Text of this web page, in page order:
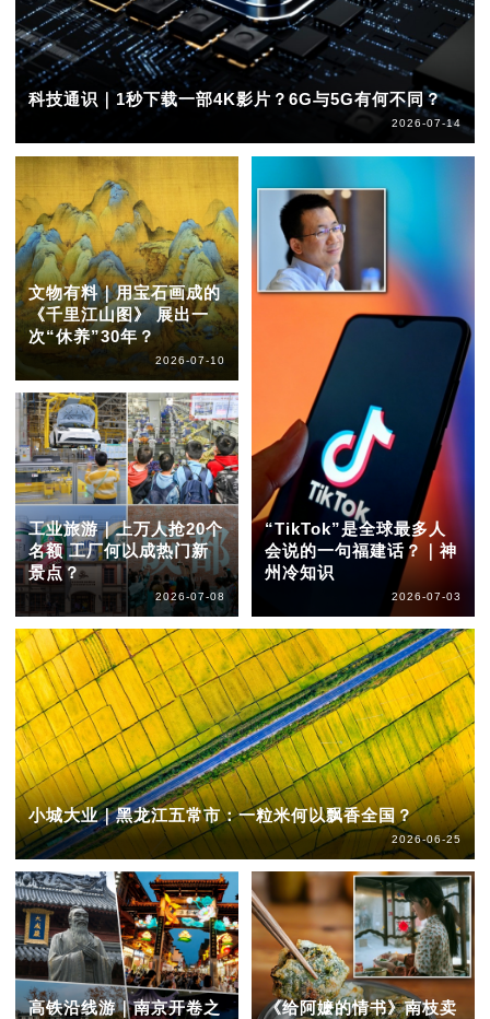
科技通识｜1秒下载一部4K影片？6G与5G有何不同？
2026-07-14
文物有料｜用宝石画成的
《千里江山图》 展出一
次“休养”30年？
2026-07-10
工业旅游｜上万人抢20个
名额 工厂何以成热门新
景点？
2026-07-08
“TikTok”是全球最多人
会说的一句福建话？｜神
州冷知识
2026-07-03
小城大业｜黑龙江五常市：一粒米何以飘香全国？
2026-06-25
高铁沿线游｜南京开卷之
《给阿嬷的情书》南枝卖